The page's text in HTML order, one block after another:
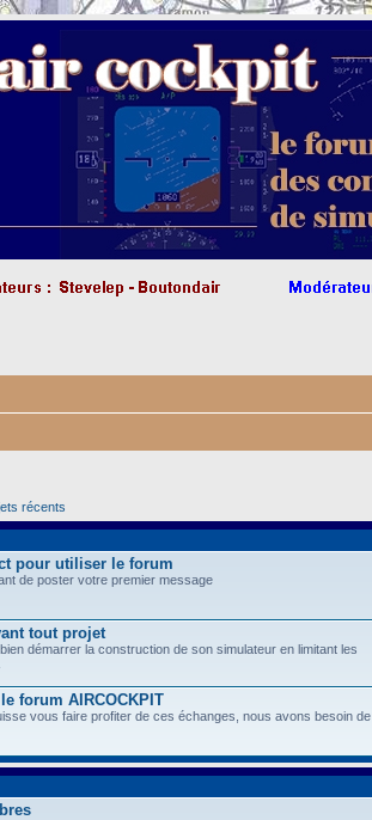
récents
pour utiliser le forum
de poster votre premier message
tout projet
démarrer la construction de son simulateur en limitant les
forum AIRCOCKPIT
vous faire profiter de ces échanges, nous avons besoin de